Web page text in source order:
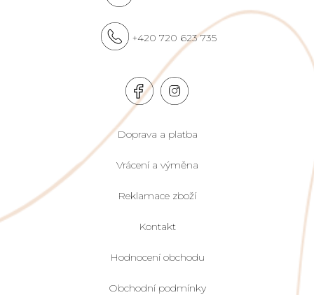
+420 720 623 735
Doprava a platba
Vrácení a výměna
Reklamace zboží
Kontakt
Hodnocení obchodu
Obchodní podmínky